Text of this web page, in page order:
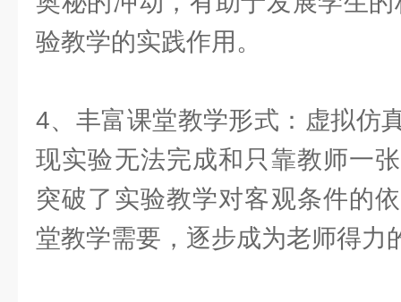
验教学的实践作用。
4、丰富课堂教学形式：虚拟仿
现实验无法完成和只靠教师一
突破了实验教学对客观条件的
堂教学需要，逐步成为老师得力